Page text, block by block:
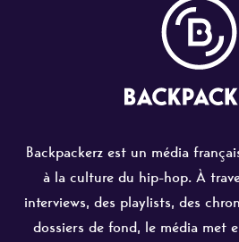
Backpackerz est un média
à la culture du hip-hop. À
interviews, des playlists, des
dossiers de fond, le média met